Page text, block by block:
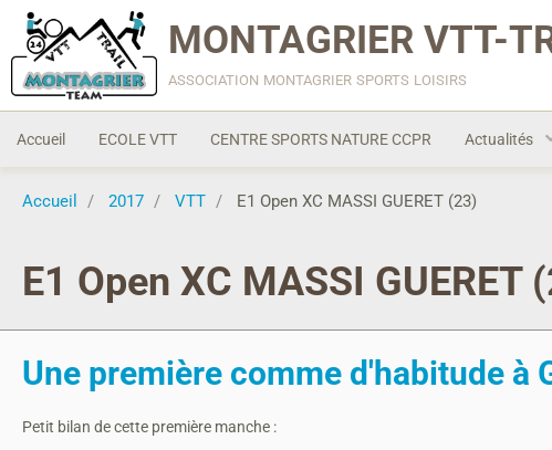
MONTAGRIER VTT-
association montagrier sports loisirs
Accueil ECOLE VTT CENTRE SPORTS NATURE CCPR Actualités
Accueil 2017 VTT E1 Open XC MASSI GUERET (23)
E1 Open XC MASSI GUERET
Une première comme d'habitude à
Petit bilan de cette première manche :